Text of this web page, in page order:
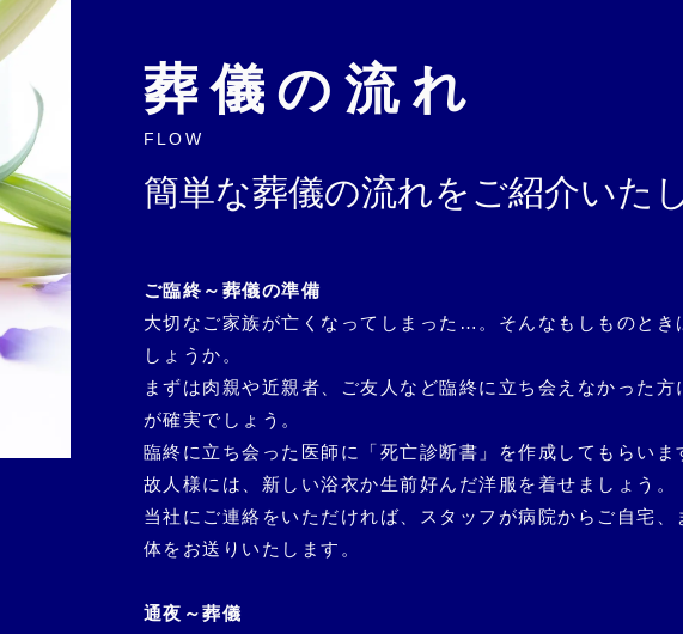
葬儀の流れ
FLOW
簡単な葬儀の流れをご紹介いた
ご臨終～葬儀の準備
大切なご家族が亡くなってしまった…。 そんなもしものと
しょうか。
まずは肉親や近親者、ご友人など臨終に立ち会えなかった
が確実でしょう。
臨終に立ち会った医師に「死亡診断書」を作成してもらいま
故人様には、新しい浴衣か生前好んだ洋服を着せましょう。
当社にご連絡をいただければ、スタッフが病院からご自宅
体をお送りいたします。
通夜～葬儀